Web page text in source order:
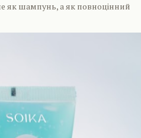
шампунь, а як повноцінний